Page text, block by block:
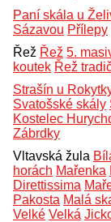
Paní skála u
Sázavou Přílepy
Řež Řež 5.
koutek Řež
Strašín u
Svatošské skály
Kostelec
Zábrdky
Vltavská žula
horách Mařenka
Direttissima
Pakosta Malá
Velké Velká